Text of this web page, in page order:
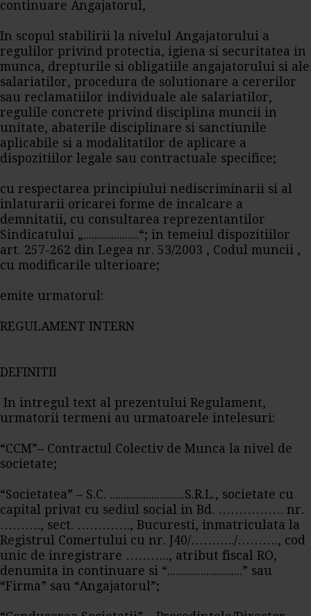
continuare Angajatorul,
In scopul stabilirii la nivelul Angajatorului a
regulilor privind protectia, igiena si securitatea in
munca, drepturile si obligatiile angajatorului si ale
salariatilor, procedura de solutionare a cererilor
sau reclamatiilor individuale ale salariatilor,
regulile concrete privind disciplina muncii in
unitate, abaterile disciplinare si sanctiunile
aplicabile si a modalitatilor de aplicare a
dispozitiilor legale sau contractuale specifice;
cu respectarea principiului nediscriminarii si al
inlaturarii oricarei forme de incalcare a
demnitatii, cu consultarea reprezentantilor
Sindicatului „....................“; in temeiul dispozitiilor
art. 257-262 din Legea nr. 53/2003 , Codul muncii ,
cu modificarile ulterioare;
emite urmatorul:
REGULAMENT INTERN
DEFINITII
In intregul text al prezentului Regulament,
urmatorii termeni au urmatoarele intelesuri:
“CCM”– Contractul Colectiv de Munca la nivel de
societate;
“Societatea” – S.C. ...........................S.R.L., societate cu
capital privat cu sediul social in Bd. ……………. nr.
………., sect. …………., Bucuresti, inmatriculata la
Registrul Comertului cu nr. J40/………../………., cod
unic de inregistrare ……….., atribut fiscal RO,
denumita in continuare si “...........................” sau
“Firma” sau “Angajatorul”;